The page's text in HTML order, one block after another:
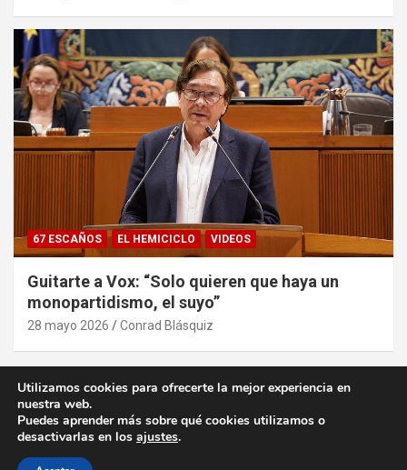
67 ESCAÑOS EL HEMICICLO VIDEOS
Guitarte a Vox: “Solo quieren que haya un
monopartidismo, el suyo”
28 mayo 2026 Conrad Blásquiz
desde la Aljafería
Utilizamos cookies para ofrecerte la mejor experiencia en
nuestra web.
Puedes aprender más sobre qué cookies utilizamos o
desactivarlas en los ajustes.